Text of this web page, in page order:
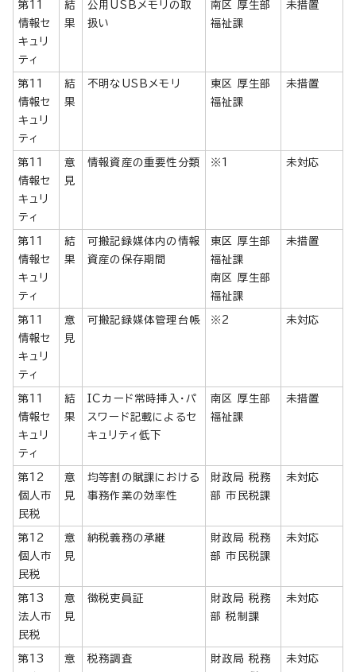
第11
情報セ
キュリ
ティ
結
果
公用USBメモリの取
扱い
南区 厚生部
福祉課
未措置
第11
情報セ
キュリ
ティ
結
果
不明なUSBメモリ
東区 厚生部
福祉課
未措置
第11
情報セ
キュリ
ティ
意
見
情報資産の重要性分類 ※1 未対応
第11
情報セ
キュリ
ティ
結
果
可搬記録媒体内の情報
資産の保存期間
東区 厚生部
福祉課
南区 厚生部
福祉課
未措置
第11
情報セ
キュリ
ティ
意
見
可搬記録媒体管理台帳 ※2 未対応
第11
情報セ
キュリ
ティ
結
果
ICカード常時挿入・パ
スワード記載によるセ
キュリティ低下
南区 厚生部
福祉課
未措置
第12
個人市
民税
意
見
均等割の賦課における
事務作業の効率性
財政局 税務
部 市民税課
未対応
第12
個人市
民税
意
見
納税義務の承継
財政局 税務
部 市民税課
未対応
第13
法人市
民税
意
見
徴税吏員証
財政局 税務
部 税制課
未対応
第13
意
税務調査
財政局 税務
未対応